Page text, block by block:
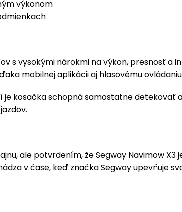
výkonom
s vysokými nárokmi na výkon, presnosť a
mobilnej aplikácii aj hlasovému
kosačka schopná samostatne
ale potvrdením, že Segway Navimow
v čase, keď značka Segway upevňuje